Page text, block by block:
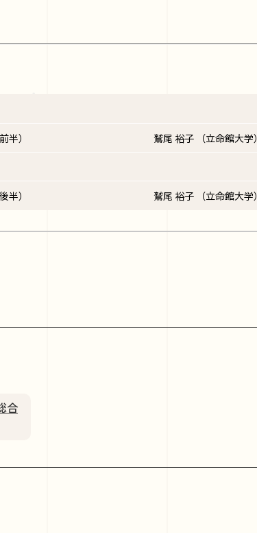
半） 鷲尾 裕子 （立命館大学）
半） 鷲尾 裕子 （立命館大学）
合